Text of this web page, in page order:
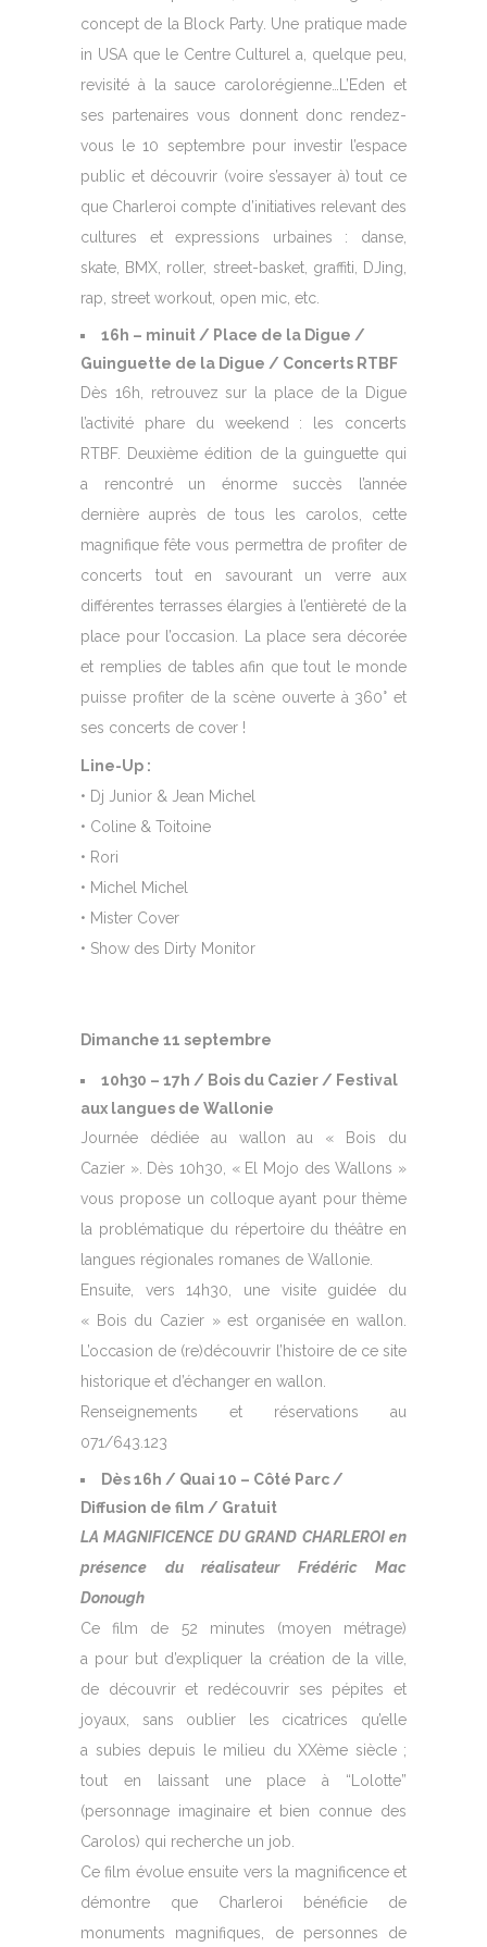
concept de la Block Party. Une pratique made
in USA que le Centre Culturel a, quelque peu,
revisité à la sauce carolorégienne…L’Eden et
ses partenaires vous donnent donc rendez-
vous le 10 septembre pour investir l’espace
public et découvrir (voire s’essayer à) tout ce
que Charleroi compte d’initiatives relevant des
cultures et expressions urbaines : danse,
skate, BMX, roller, street-basket, graffiti, DJing,
rap, street workout, open mic, etc.
16h – minuit / Place de la Digue /
Guinguette de la Digue / Concerts RTBF
Dès 16h, retrouvez sur la place de la Digue
l’activité phare du weekend : les concerts
RTBF. Deuxième édition de la guinguette qui
a rencontré un énorme succès l’année
dernière auprès de tous les carolos, cette
magnifique fête vous permettra de profiter de
concerts tout en savourant un verre aux
différentes terrasses élargies à l’entièreté de la
place pour l’occasion. La place sera décorée
et remplies de tables afin que tout le monde
puisse profiter de la scène ouverte à 360° et
ses concerts de cover !
Line-Up :
• Dj Junior & Jean Michel
• Coline & Toitoine
• Rori
• Michel Michel
• Mister Cover
• Show des Dirty Monitor
Dimanche 11 septembre
10h30 – 17h / Bois du Cazier / Festival
aux langues de Wallonie
Journée dédiée au wallon au « Bois du
Cazier ». Dès 10h30, « El Mojo des Wallons »
vous propose un colloque ayant pour thème
la problématique du répertoire du théâtre en
langues régionales romanes de Wallonie.
Ensuite, vers 14h30, une visite guidée du
« Bois du Cazier » est organisée en wallon.
L’occasion de (re)découvrir l’histoire de ce site
historique et d’échanger en wallon.
Renseignements et réservations au
071/643.123
Dès 16h / Quai 10 – Côté Parc /
Diffusion de film / Gratuit
LA MAGNIFICENCE DU GRAND CHARLEROI en
présence du réalisateur Frédéric Mac
Donough
Ce film de 52 minutes (moyen métrage)
a pour but d’expliquer la création de la ville,
de découvrir et redécouvrir ses pépites et
joyaux, sans oublier les cicatrices qu’elle
a subies depuis le milieu du XXème siècle ;
tout en laissant une place à ​ “Lolotte”
(personnage imaginaire et bien connue des
Carolos) qui recherche un job.
Ce film évolue ensuite vers la magnificence et
démontre que Charleroi bénéficie de
monuments magnifiques, de personnes de